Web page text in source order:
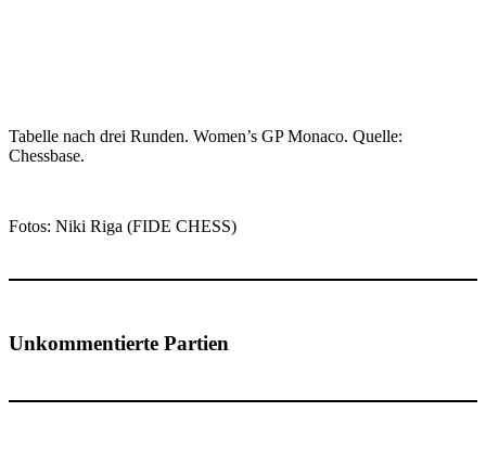
Tabelle nach drei Runden. Women’s GP Monaco. Quelle:
Chessbase.
Fotos: Niki Riga (FIDE CHESS)
Unkommentierte Partien